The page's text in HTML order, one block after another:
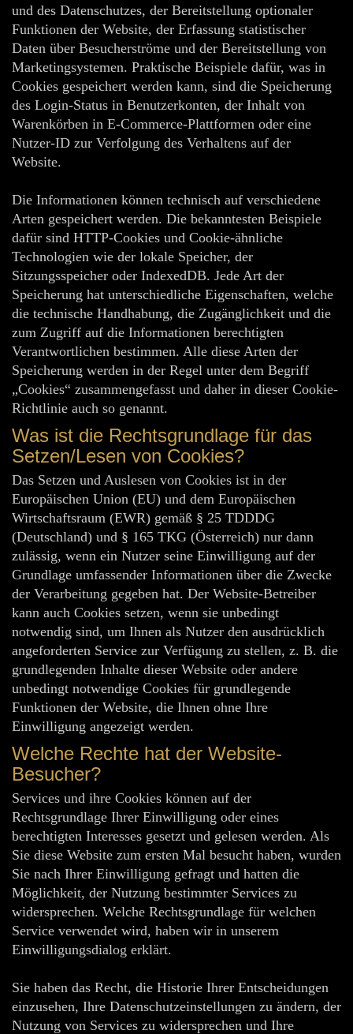
und des Datenschutzes, der Bereitstellung optionaler
Funktionen der Website, der Erfassung statistischer
Daten über Besucherströme und der Bereitstellung von
Marketingsystemen. Praktische Beispiele dafür, was in
Cookies gespeichert werden kann, sind die Speicherung
des Login-Status in Benutzerkonten, der Inhalt von
Warenkörben in E-Commerce-Plattformen oder eine
Nutzer-ID zur Verfolgung des Verhaltens auf der
Website.
Die Informationen können technisch auf verschiedene
Arten gespeichert werden. Die bekanntesten Beispiele
dafür sind HTTP-Cookies und Cookie-ähnliche
Technologien wie der lokale Speicher, der
Sitzungsspeicher oder IndexedDB. Jede Art der
Speicherung hat unterschiedliche Eigenschaften, welche
die technische Handhabung, die Zugänglichkeit und die
zum Zugriff auf die Informationen berechtigten
Verantwortlichen bestimmen. Alle diese Arten der
Speicherung werden in der Regel unter dem Begriff
„Cookies“ zusammengefasst und daher in dieser Cookie-
Richtlinie auch so genannt.
Was ist die Rechtsgrundlage für das
Setzen/Lesen von Cookies?
Das Setzen und Auslesen von Cookies ist in der
Europäischen Union (EU) und dem Europäischen
Wirtschaftsraum (EWR) gemäß § 25 TDDDG
(Deutschland) und § 165 TKG (Österreich) nur dann
zulässig, wenn ein Nutzer seine Einwilligung auf der
Grundlage umfassender Informationen über die Zwecke
der Verarbeitung gegeben hat. Der Website-Betreiber
kann auch Cookies setzen, wenn sie unbedingt
notwendig sind, um Ihnen als Nutzer den ausdrücklich
angeforderten Service zur Verfügung zu stellen, z. B. die
grundlegenden Inhalte dieser Website oder andere
unbedingt notwendige Cookies für grundlegende
Funktionen der Website, die Ihnen ohne Ihre
Einwilligung angezeigt werden.
Welche Rechte hat der Website-
Besucher?
Services und ihre Cookies können auf der
Rechtsgrundlage Ihrer Einwilligung oder eines
berechtigten Interesses gesetzt und gelesen werden. Als
Sie diese Website zum ersten Mal besucht haben, wurden
Sie nach Ihrer Einwilligung gefragt und hatten die
Möglichkeit, der Nutzung bestimmter Services zu
widersprechen. Welche Rechtsgrundlage für welchen
Service verwendet wird, haben wir in unserem
Einwilligungsdialog erklärt.
Sie haben das Recht, die Historie Ihrer Entscheidungen
einzusehen, Ihre Datenschutzeinstellungen zu ändern, der
Nutzung von Services zu widersprechen und Ihre